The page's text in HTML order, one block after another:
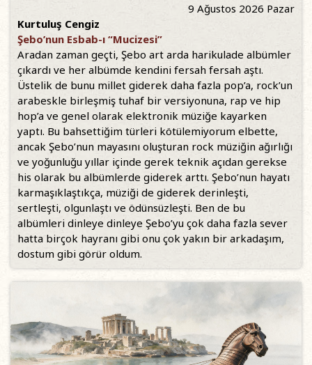
9 Ağustos 2026 Pazar
Kurtuluş Cengiz
Şebo’nun Esbab-ı “Mucizesi”
Aradan zaman geçti, Şebo art arda harikulade albümler
çıkardı ve her albümde kendini fersah fersah aştı.
Üstelik de bunu millet giderek daha fazla pop’a, rock’un
arabeskle birleşmiş tuhaf bir versiyonuna, rap ve hip
hop’a ve genel olarak elektronik müziğe kayarken
yaptı. Bu bahsettiğim türleri kötülemiyorum elbette,
ancak Şebo’nun mayasını oluşturan rock müziğin ağırlığı
ve yoğunluğu yıllar içinde gerek teknik açıdan gerekse
his olarak bu albümlerde giderek arttı. Şebo’nun hayatı
karmaşıklaştıkça, müziği de giderek derinleşti,
sertleşti, olgunlaştı ve ödünsüzleşti. Ben de bu
albümleri dinleye dinleye Şebo’yu çok daha fazla sever
hatta birçok hayranı gibi onu çok yakın bir arkadaşım,
dostum gibi görür oldum.